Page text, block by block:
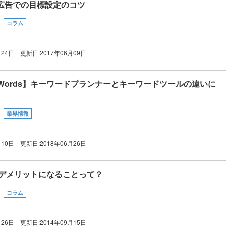
告での目標設定のコツ
コラム
日 更新日:2017年06月09日
】キーワードプランナーとキーワードツールの違いに
業界情報
日 更新日:2018年06月26日
メリットになることって？
コラム
日 更新日:2014年09月15日